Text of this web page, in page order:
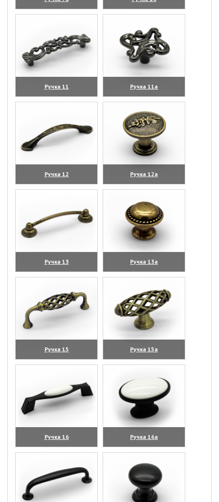
(увеличить)
(увеличить)
Ручка 11
(увеличить)
Ручка 11а
(увеличить)
Ручка 12
(увеличить)
Ручка 12а
(увеличить)
Ручка 13
(увеличить)
Ручка 13а
(увеличить)
Ручка 15
(увеличить)
Ручка 15а
(увеличить)
Ручка 16
(увеличить)
Ручка 16а
(увеличить)